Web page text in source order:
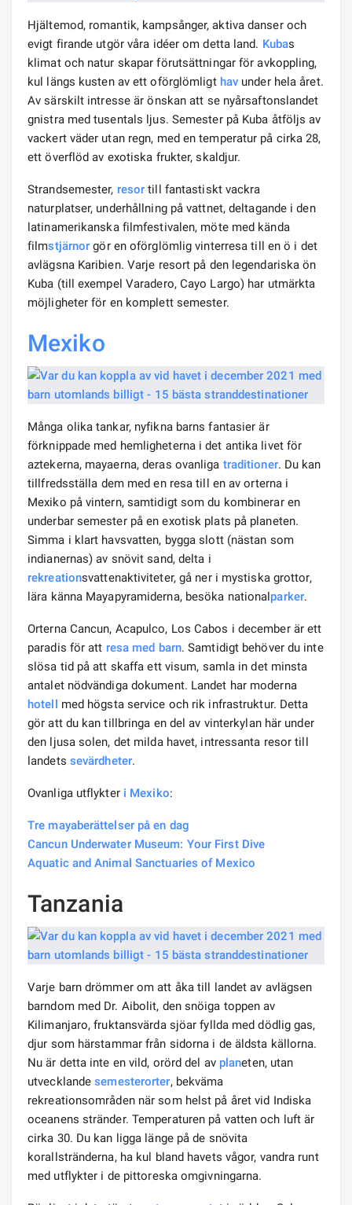
Hjältemod, romantik, kampsånger, aktiva danser och
evigt firande utgör våra idéer om detta land. Kubas
klimat och natur skapar förutsättningar för avkoppling,
kul längs kusten av ett oförglömligt hav under hela året.
Av särskilt intresse är önskan att se nyårsaftonslandet
gnistra med tusentals ljus. Semester på Kuba åtföljs av
vackert väder utan regn, med en temperatur på cirka 28,
ett överflöd av exotiska frukter, skaldjur.
Strandsemester, resor till fantastiskt vackra
naturplatser, underhållning på vattnet, deltagande i den
latinamerikanska filmfestivalen, möte med kända
filmstjärnor gör en oförglömlig vinterresa till en ö i det
avlägsna Karibien. Varje resort på den legendariska ön
Kuba (till exempel Varadero, Cayo Largo) har utmärkta
möjligheter för en komplett semester.
Mexiko
Många olika tankar, nyfikna barns fantasier är
förknippade med hemligheterna i det antika livet för
aztekerna, mayaerna, deras ovanliga traditioner. Du kan
tillfredsställa dem med en resa till en av orterna i
Mexiko på vintern, samtidigt som du kombinerar en
underbar semester på en exotisk plats på planeten.
Simma i klart havsvatten, bygga slott (nästan som
indianernas) av snövit sand, delta i
rekreationsvattenaktiviteter, gå ner i mystiska grottor,
lära känna Mayapyramiderna, besöka nationalparker.
Orterna Cancun, Acapulco, Los Cabos i december är ett
paradis för att resa med barn. Samtidigt behöver du inte
slösa tid på att skaffa ett visum, samla in det minsta
antalet nödvändiga dokument. Landet har moderna
hotell med högsta service och rik infrastruktur. Detta
gör att du kan tillbringa en del av vinterkylan här under
den ljusa solen, det milda havet, intressanta resor till
landets sevärdheter.
Ovanliga utflykter i Mexiko:
Tre mayaberättelser på en dag
Cancun Underwater Museum: Your First Dive
Aquatic and Animal Sanctuaries of Mexico
Tanzania
Varje barn drömmer om att åka till landet av avlägsen
barndom med Dr. Aibolit, den snöiga toppen av
Kilimanjaro, fruktansvärda sjöar fyllda med dödlig gas,
djur som härstammar från sidorna i de äldsta källorna.
Nu är detta inte en vild, orörd del av planeten, utan
utvecklandesemesterorter, bekväma
rekreationsområden när som helst på året vid Indiska
oceanens stränder. Temperaturen på vatten och luft är
cirka 30. Du kan ligga länge på de snövita
korallstränderna, ha kul bland havets vågor, vandra runt
med utflykter i de pittoreska omgivningarna.